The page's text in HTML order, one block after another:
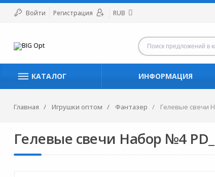
Войти Регистрация RUB
КАТАЛОГ ИНФОРМАЦИЯ
Главная Игрушки оптом Фантазер Гелевые свечи
Гелевые свечи Набор №4